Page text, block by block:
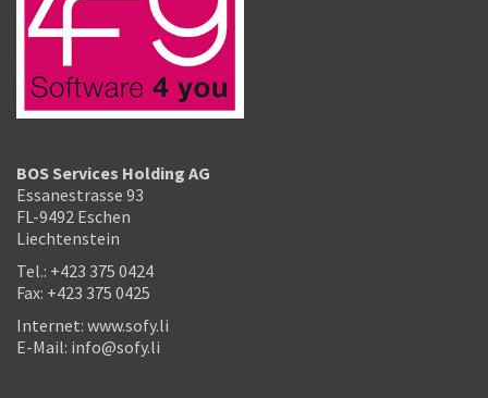
BOS Services Holding AG
Essanestrasse 93
FL-9492 Eschen
Liechtenstein
Tel.: +423 375 0424
Fax: +423 375 0425
Internet: www.sofy.li
E-Mail: info@sofy.li